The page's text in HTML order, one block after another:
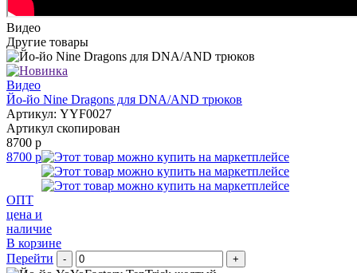
Видео
Другие товары
Видео
Йо-йо Nine Dragons для DNA/AND трюков
Артикул: YYF0027
Артикул скопирован
8700 р
8700 р
ОПТ
цена и
наличие
В корзине
Перейти
- +